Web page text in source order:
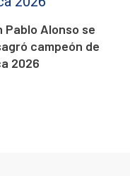
Pablo Alonso se
campeón de
2026